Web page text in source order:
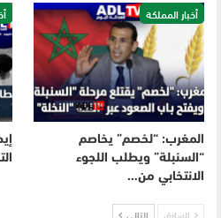
أخبار المملكة
المغرب: “لخصم” يخاصم
“السنبلة” ويطلب اللجوء
الانتخابي من…
السابق التالي